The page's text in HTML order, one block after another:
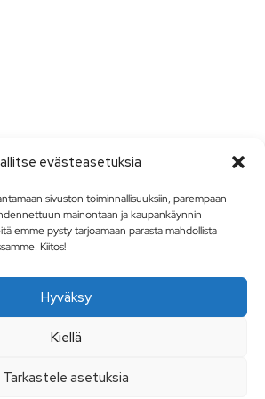
evästeasetuksia
sivuston toiminnallisuuksiin, parempaan
mainontaan ja kaupankäynnin
emme pysty tarjoamaan parasta mahdollista
Kiitos!
Hyväksy
Kiellä
Tarkastele asetuksia